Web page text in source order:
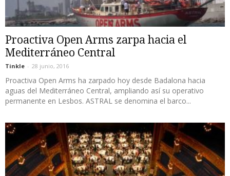
Proactiva Open Arms zarpa hacia el
Mediterráneo Central
Tinkle - 28 junio, 2016
Proactiva Open Arms ha zarpado hoy desde Badalona hacia
aguas del Mediterráneo Central, ampliando así su operativo
permanente en Lesbos. ASTRAL se denomina el barco...